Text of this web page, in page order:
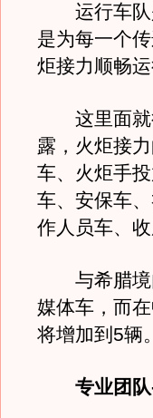
运行车队
是为每一个
炬接力顺畅
这里面就
露，火炬接
车、火炬手
车、安保车
作人员车、
与希腊境
媒体车，而
将增加到5辆。
专业团队